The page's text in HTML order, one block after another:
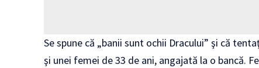
Se spune că „banii sunt ochii Dracului” şi că
şi unei femei de 33 de ani, angajată la o bancă.